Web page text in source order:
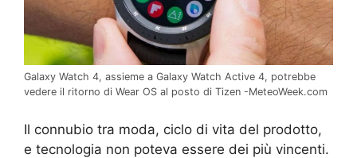
Galaxy Watch 4, assieme a Galaxy Watch Active 4, potrebbe
vedere il ritorno di Wear OS al posto di Tizen -MeteoWeek.com
Il connubio tra moda, ciclo di vita del prodotto,
e tecnologia non poteva essere dei più vincenti.